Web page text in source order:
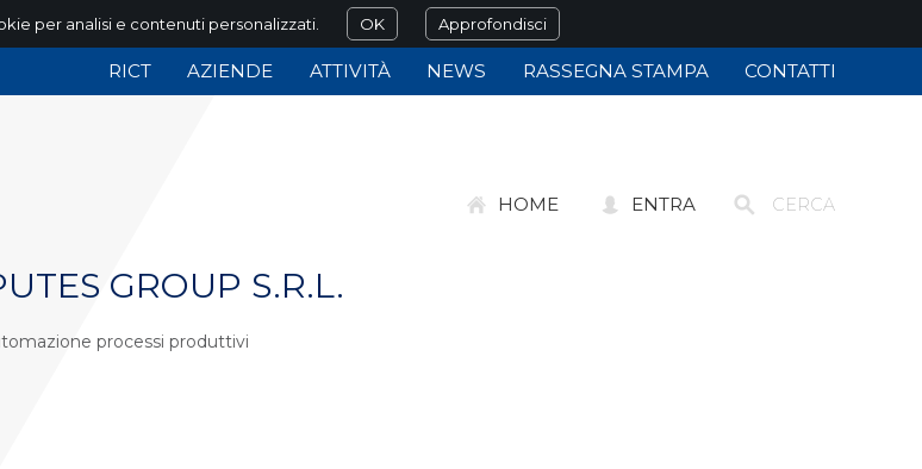
per analisi e contenuti personalizzati. OK Approfondisci
HOME ENTRA
RICT AZIENDE ATTIVITÀ NEWS RASSEGNA STAMPA CONTATTI
GROUP S.R.L.
processi produttivi